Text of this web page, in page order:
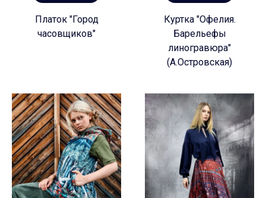
Платок "Город
часовщиков"
Куртка "Офелия.
Барельефы
линогравюра"
(А.Островская)